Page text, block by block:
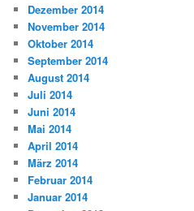
Dezember 2014
November 2014
Oktober 2014
September 2014
August 2014
Juli 2014
Juni 2014
Mai 2014
April 2014
März 2014
Februar 2014
Januar 2014